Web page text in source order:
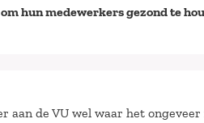
hun medewerkers gezond te
aan de VU wel waar het